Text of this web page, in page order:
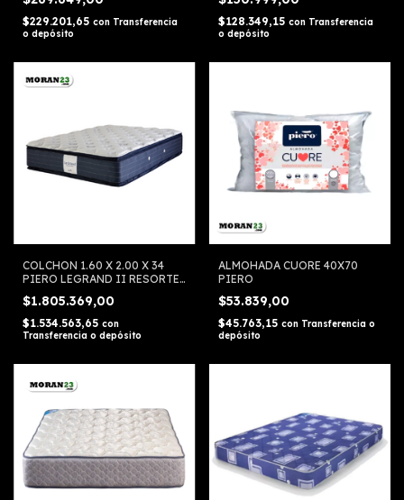
$229.201,65 con Transferencia
o depósito
$128.349,15 con Transferencia
o depósito
COLCHON 1.60 X 2.00 X 34
PIERO LEGRAND II RESORTE
$1.805.369,00
$1.534.563,65 con
Transferencia o depósito
ALMOHADA CUORE 40X70
PIERO
$53.839,00
$45.763,15 con Transferencia o
depósito